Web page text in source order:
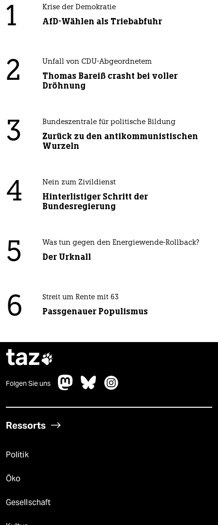
1 Krise der Demokratie
AfD-Wählen als Triebabfuhr
2 Unfall von CDU-Abgeordnetem
Thomas Bareiß crasht bei voller
Dröhnung
3 Bundeszentrale für politische Bildung
Zurück zu den antikommunistischen
Wurzeln
4 Nein zum Zivildienst
Hinterlistiger Schritt der
Bundesregierung
5 Was tun gegen den Energiewende-Rollback?
Der Urknall
6 Streit um Rente mit 63
Passgenauer Populismus
taz
Folgen Sie uns
Ressorts
Politik
Öko
Gesellschaft